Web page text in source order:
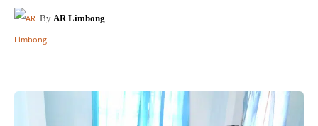
By AR Limbong